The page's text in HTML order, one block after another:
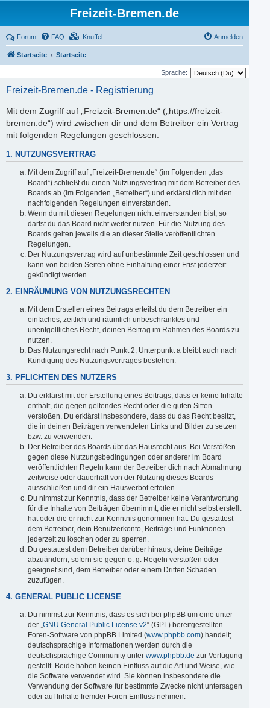
Freizeit-Bremen.de
Forum FAQ Knuffel Anmelden
Startseite Startseite
Sprache:
Freizeit-Bremen.de - Registrierung
Mit dem Zugriff auf „Freizeit-Bremen.de“ („https://freizeit-
bremen.de“) wird zwischen dir und dem Betreiber ein Vertrag
mit folgenden Regelungen geschlossen:
1. NUTZUNGSVERTRAG
Mit dem Zugriff auf „Freizeit-Bremen.de“ (im Folgenden „das
Board“) schließt du einen Nutzungsvertrag mit dem Betreiber des
Boards ab (im Folgenden „Betreiber“) und erklärst dich mit den
nachfolgenden Regelungen einverstanden.
Wenn du mit diesen Regelungen nicht einverstanden bist, so
darfst du das Board nicht weiter nutzen. Für die Nutzung des
Boards gelten jeweils die an dieser Stelle veröffentlichten
Regelungen.
Der Nutzungsvertrag wird auf unbestimmte Zeit geschlossen und
kann von beiden Seiten ohne Einhaltung einer Frist jederzeit
gekündigt werden.
2. EINRÄUMUNG VON NUTZUNGSRECHTEN
Mit dem Erstellen eines Beitrags erteilst du dem Betreiber ein
einfaches, zeitlich und räumlich unbeschränktes und
unentgeltliches Recht, deinen Beitrag im Rahmen des Boards zu
nutzen.
Das Nutzungsrecht nach Punkt 2, Unterpunkt a bleibt auch nach
Kündigung des Nutzungsvertrages bestehen.
3. PFLICHTEN DES NUTZERS
Du erklärst mit der Erstellung eines Beitrags, dass er keine Inhalte
enthält, die gegen geltendes Recht oder die guten Sitten
verstoßen. Du erklärst insbesondere, dass du das Recht besitzt,
die in deinen Beiträgen verwendeten Links und Bilder zu setzen
bzw. zu verwenden.
Der Betreiber des Boards übt das Hausrecht aus. Bei Verstößen
gegen diese Nutzungsbedingungen oder anderer im Board
veröffentlichten Regeln kann der Betreiber dich nach Abmahnung
zeitweise oder dauerhaft von der Nutzung dieses Boards
ausschließen und dir ein Hausverbot erteilen.
Du nimmst zur Kenntnis, dass der Betreiber keine Verantwortung
für die Inhalte von Beiträgen übernimmt, die er nicht selbst erstellt
hat oder die er nicht zur Kenntnis genommen hat. Du gestattest
dem Betreiber, dein Benutzerkonto, Beiträge und Funktionen
jederzeit zu löschen oder zu sperren.
Du gestattest dem Betreiber darüber hinaus, deine Beiträge
abzuändern, sofern sie gegen o. g. Regeln verstoßen oder
geeignet sind, dem Betreiber oder einem Dritten Schaden
zuzufügen.
4. GENERAL PUBLIC LICENSE
Du nimmst zur Kenntnis, dass es sich bei phpBB um eine unter
der „GNU General Public License v2“ (GPL) bereitgestellten
Foren-Software von phpBB Limited (www.phpbb.com) handelt;
deutschsprachige Informationen werden durch die
deutschsprachige Community unter www.phpbb.de zur Verfügung
gestellt. Beide haben keinen Einfluss auf die Art und Weise, wie
die Software verwendet wird. Sie können insbesondere die
Verwendung der Software für bestimmte Zwecke nicht untersagen
oder auf Inhalte fremder Foren Einfluss nehmen.